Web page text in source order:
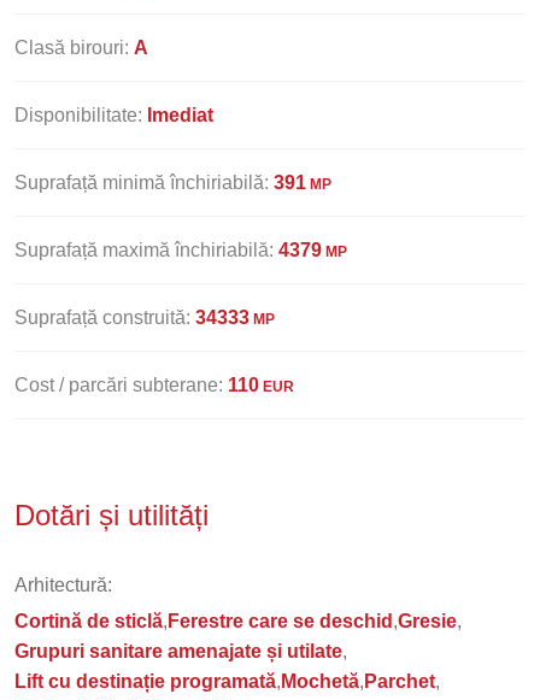
Clasă birouri: A
Disponibilitate: Imediat
Suprafață minimă închiriabilă: 391 MP
Suprafață maximă închiriabilă: 4379 MP
Suprafață construită: 34333 MP
Cost / parcări subterane: 110 EUR
Dotări și utilități
Arhitectură:
Cortină de sticlă Ferestre care se deschid Gresie
Grupuri sanitare amenajate și utilate
Lift cu destinație programată Mochetă Parchet